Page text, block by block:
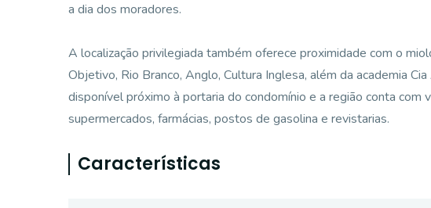
a dia dos moradores.
A localização privilegiada também oferece proximidade com o
Objetivo, Rio Branco, Anglo, Cultura Inglesa, além da academia
disponível próximo à portaria do condomínio e a região conta com
supermercados, farmácias, postos de gasolina e revistarias.
Características